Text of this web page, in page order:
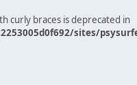
curly braces is deprecated in
sites/